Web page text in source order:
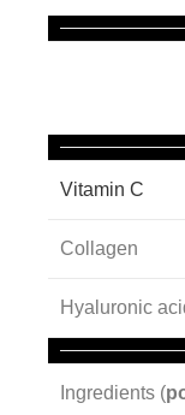
Vitamin C
Collagen
Hyaluronic
Ingredients (